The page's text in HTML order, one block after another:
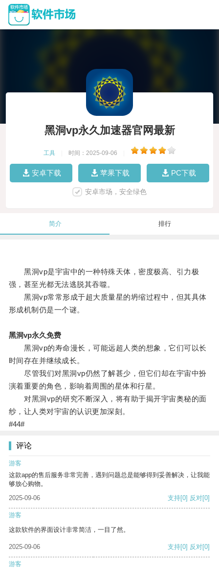
黑洞vp永久加速器官网最新
工具 时间：2025-09-06
安卓下载 苹果下载 PC下载
安卓市场，安全绿色
简介 排行
黑洞vp是宇宙中的一种特殊天体，密度极高、引力极
强，甚至光都无法逃脱其吞噬。
黑洞vp常常形成于超大质量星的坍缩过程中，但其具体
形成机制仍是一个谜。
黑洞vp永久免费
黑洞vp的寿命漫长，可能远超人类的想象，它们可以长
时间存在并继续成长。
尽管我们对黑洞vp仍然了解甚少，但它们却在宇宙中扮
演着重要的角色，影响着周围的星体和行星。
对黑洞vp的研究不断深入，将有助于揭开宇宙奥秘的面
纱，让人类对宇宙的认识更加深刻。
#44#
评论
游客
这款app的售后服务非常完善，遇到问题总是能够得到妥善解决，让我能
够放心购物。
2025-09-06
支持[0] 反对[0]
游客
这款软件的界面设计非常简洁，一目了然。
2025-09-06 支持[0] 反对[0]
游客